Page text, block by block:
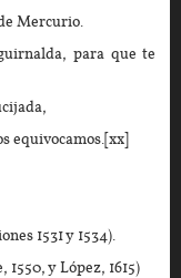
Mercurio.
para que te
equivocamos.[xx]
1531 y 1534).
y López, 1615)